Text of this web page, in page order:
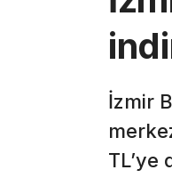
İzmir
TL’ye